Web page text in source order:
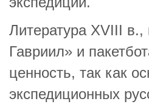
Литература XVIII
Гавриил» и
ценность, так как
экспедиционных